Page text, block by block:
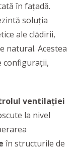
în faţadă.
soluția
ale clădirii,
natural. Acestea
configurații,
ventilației
la nivel
în structurile de